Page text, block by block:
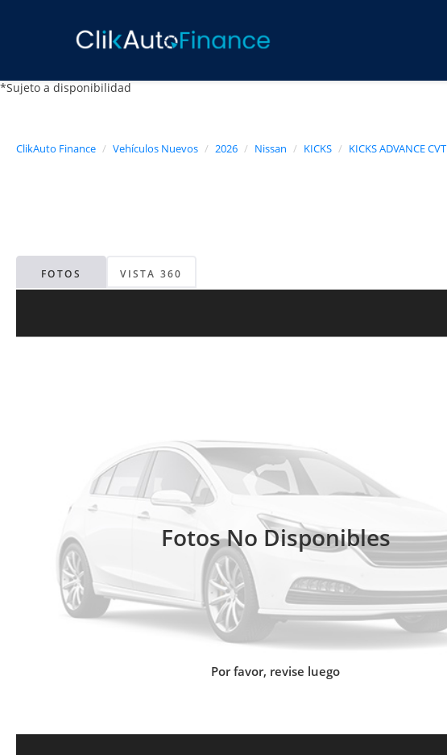
*Sujeto a disponibilidad
ClikAuto Finance Vehículos Nuevos 2026 Nissan KICKS KICKS ADVANCE CVT
FOTOS VISTA 360
Fotos No Disponibles
Por favor, revise luego